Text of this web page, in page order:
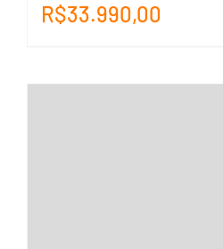
R$33.990,00